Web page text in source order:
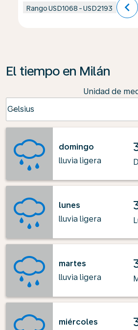
RangoUSD1068 -USD2193 chevron_left
El tiempo en Milán
Unidad de
Celsius
keyboard_arrow_down
domingo
lluvia ligera
lunes
lluvia ligera
martes
lluvia ligera
miércoles